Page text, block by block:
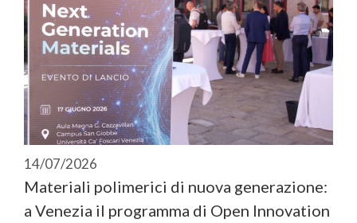
14/07/2026
Materiali polimerici di nuova generazione:
a Venezia il programma di Open Innovation